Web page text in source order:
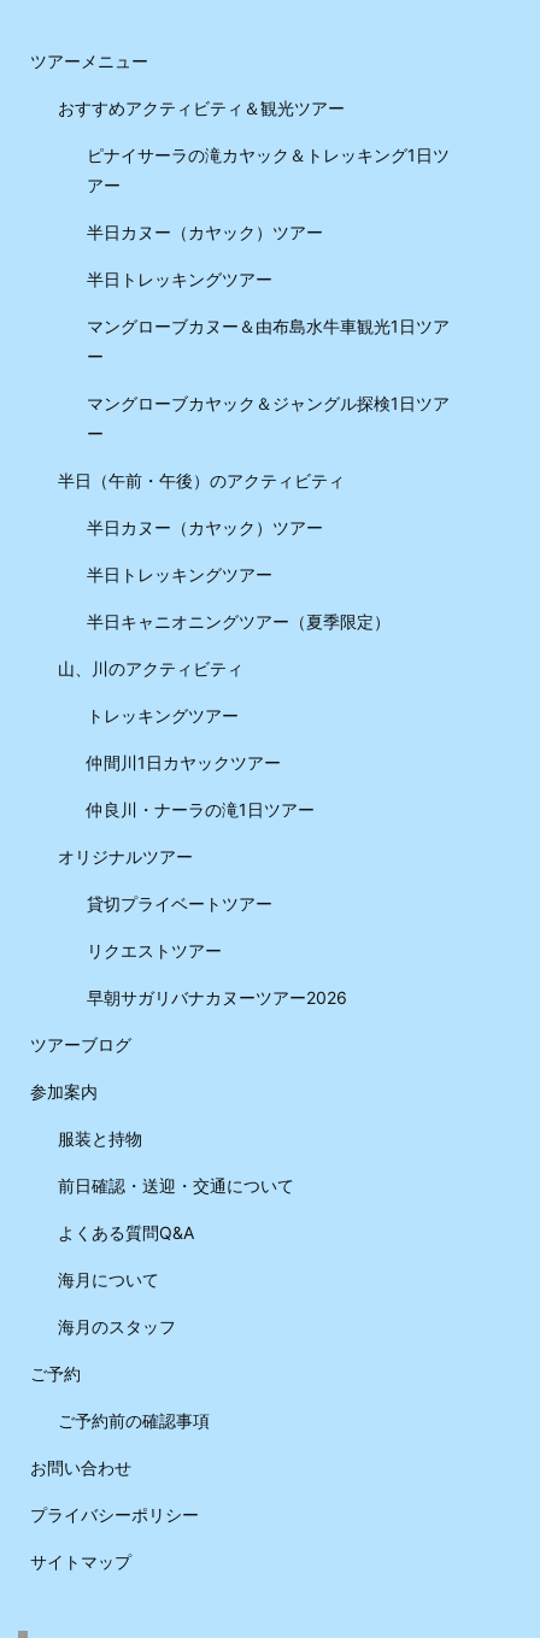
ツアーメニュー
おすすめアクティビティ＆観光ツアー
ピナイサーラの滝カヤック＆トレッキング1日ツ
アー
半日カヌー（カヤック）ツアー
半日トレッキングツアー
マングローブカヌー＆由布島水牛車観光1日ツア
ー
マングローブカヤック＆ジャングル探検1日ツア
ー
半日（午前・午後）のアクティビティ
半日カヌー（カヤック）ツアー
半日トレッキングツアー
半日キャニオニングツアー（夏季限定）
山、川のアクティビティ
トレッキングツアー
仲間川1日カヤックツアー
仲良川・ナーラの滝1日ツアー
オリジナルツアー
貸切プライベートツアー
リクエストツアー
早朝サガリバナカヌーツアー2026
ツアーブログ
参加案内
服装と持物
前日確認・送迎・交通について
よくある質問Q&A
海月について
海月のスタッフ
ご予約
ご予約前の確認事項
お問い合わせ
プライバシーポリシー
サイトマップ